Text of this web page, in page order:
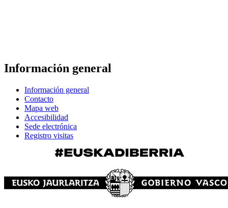
Información general
Información general
Contacto
Mapa web
Accesibilidad
Sede electrónica
Registro visitas